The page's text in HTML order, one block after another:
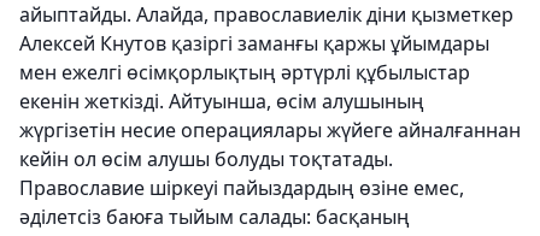
айыптайды. Алайда, православиелік діни қызметкер
Алексей Кнутов қазіргі заманғы қаржы ұйымдары
мен ежелгі өсімқорлықтың әртүрлі құбылыстар
екенін жеткізді. Айтуынша, өсім алушының
жүргізетін несие операциялары жүйеге айналғаннан
кейін ол өсім алушы болуды тоқтатады.
Православие шіркеуі пайыздардың өзіне емес,
әділетсіз баюға тыйым салады: басқаның